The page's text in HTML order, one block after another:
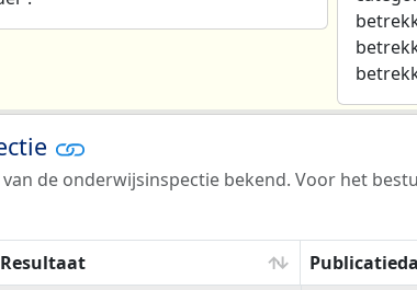
de onderwijsinspectie bekend. Voor het
Resultaat